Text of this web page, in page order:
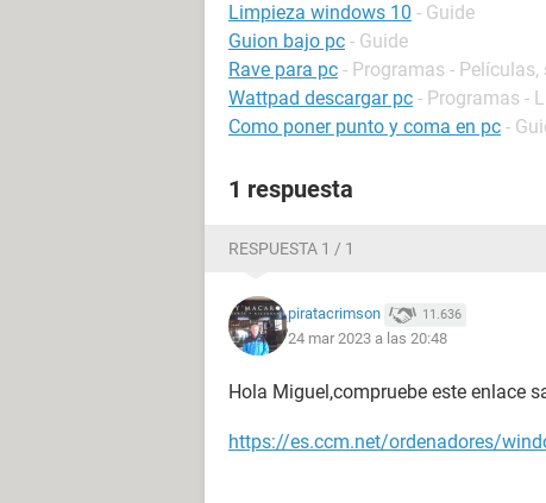
Limpieza windows 10 - Guide
Guion bajo pc - Guide
Rave para pc - Programas - Películas,
Wattpad descargar pc - Programas -
Como poner punto y coma en pc -
1 respuesta
RESPUESTA 1 / 1
piratacrimson 11.636
24 mar 2023 a las 20:48
Hola Miguel,compruebe este enlace
https://es.ccm.net/ordenadores/